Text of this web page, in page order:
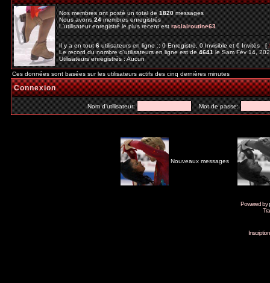
Nos membres ont posté un total de1820messages
Nous avons24membres enregistrés
L'utilisateur enregistré le plus récent estracialroutine63
Il y a en tout6utilisateurs en ligne :: 0 Enregistré, 0 Invisible et 6 Invités [
Le record du nombre d'utilisateurs en ligne est de4641le Sam Fév 14,
Utilisateurs enregistrés : Aucun
Ces données sont basées sur les utilisateurs actifs des cinq dernières minutes
Connexion
Nom d'utilisateur: Mot de passe:
Nouveaux messages
Powered by